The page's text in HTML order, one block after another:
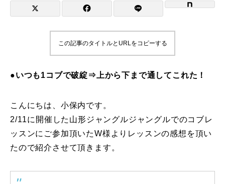
スキー場から選ぶ Ski Area
鷲ヶ岳＆高鷲スノーパーク
宮城山形
岩手高原
白馬五竜FA
初級1
この記事のタイトルとURLをコピーする
●いつも1コブで破綻⇒上から下まで通してこれた！
こんにちは、小保内です。
2/11に開催した山形ジャングルジャングルでのコブレ
ッスンにご参加頂いたW様よりレッスンの感想を頂い
たので紹介させて頂きます。